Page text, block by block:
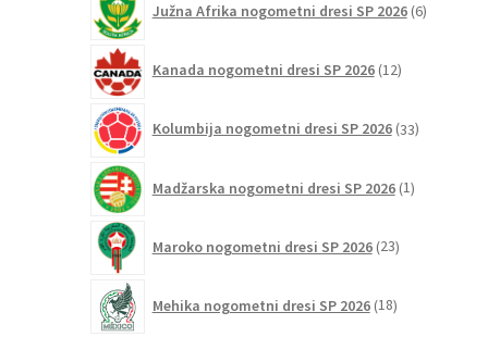
Južna Afrika nogometni dresi SP 2026 6izdelkov
Kanada nogometni dresi SP 2026 12izdelkov
Kolumbija nogometni dresi SP 2026 33izdelkov
Madžarska nogometni dresi SP 2026 1izdelek
Maroko nogometni dresi SP 2026 23izdelkov
Mehika nogometni dresi SP 2026 18izdelkov